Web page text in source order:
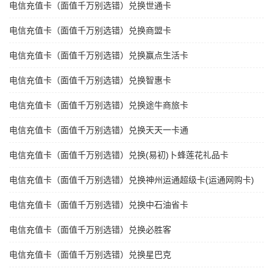
电信充值卡（面值千万别选错）兑换世通卡
电信充值卡（面值千万别选错）兑换商盟卡
电信充值卡（面值千万别选错）兑换赢点生活卡
电信充值卡（面值千万别选错）兑换智惠卡
电信充值卡（面值千万别选错）兑换途牛商旅卡
电信充值卡（面值千万别选错）兑换天天一卡通
电信充值卡（面值千万别选错）兑换(易初)卜蜂莲花礼品卡
电信充值卡（面值千万别选错）兑换神州运通超级卡(运通网购卡)
电信充值卡（面值千万别选错）兑换中石油省卡
电信充值卡（面值千万别选错）兑换必胜客
电信充值卡（面值千万别选错）兑换星巴克